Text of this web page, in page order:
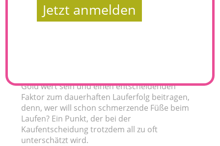
Gold wert sein und einen entscheidenden
Faktor zum dauerhaften Lauferfolg beitragen,
denn, wer will schon schmerzende Füße beim
Laufen? Ein Punkt, der bei der
Kaufentscheidung trotzdem all zu oft
unterschätzt wird.
Jetzt anmelden